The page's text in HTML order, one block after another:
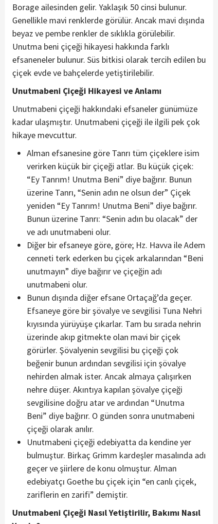
Borage ailesinden gelir. Yaklaşık 50 cinsi bulunur.
Genellikle mavi renklerde görülür. Ancak mavi dışında
beyaz ve pembe renkler de sıklıkla görülebilir.
Unutma beni çiçeği hikayesi hakkında farklı
efsaneneler bulunur. Süs bitkisi olarak tercih edilen bu
çiçek evde ve bahçelerde yetiştirilebilir.
Unutmabeni Çiçeği Hikayesi ve Anlamı
Unutmabeni çiçeği hakkındaki efsaneler günümüze
kadar ulaşmıştır. Unutmabeni çiçeği ile ilgili pek çok
hikaye mevcuttur.
Alman efsanesine göre Tanrı tüm çiçeklere isim
verirken küçük bir çiçeği atlar. Bu küçük çiçek:
“Ey Tanrım! Unutma Beni” diye bağırır. Bunun
üzerine Tanrı, “Senin adın ne olsun der” Çiçek
yeniden “Ey Tanrım! Unutma Beni” diye bağırır.
Bunun üzerine Tanrı: “Senin adın bu olacak” der
ve adı unutmabeni olur.
Diğer bir efsaneye göre, göre; Hz. Havva ile Adem
cenneti terk ederken bu çiçek arkalarından “Beni
unutmayın” diye bağırır ve çiçeğin adı
unutmabeni olur.
Bunun dışında diğer efsane Ortaçağ’da geçer.
Efsaneye göre bir şövalye ve sevgilisi Tuna Nehri
kıyısında yürüyüşe çıkarlar. Tam bu sırada nehrin
üzerinde akıp gitmekte olan mavi bir çiçek
görürler. Şövalyenin sevgilisi bu çiçeği çok
beğenir bunun ardından sevgilisi için şövalye
nehirden almak ister. Ancak almaya çalışırken
nehre düşer. Akıntıya kapılan şövalye çiçeği
sevgilisine doğru atar ve ardından “Unutma
Beni” diye bağırır. O günden sonra unutmabeni
çiçeği olarak anılır.
Unutmabeni çiçeği edebiyatta da kendine yer
bulmuştur. Birkaç Grimm kardeşler masalında adı
geçer ve şiirlere de konu olmuştur. Alman
edebiyatçı Goethe bu çiçek için “en canlı çiçek,
zariflerin en zarifi” demiştir.
Unutmabeni Çiçeği Nasıl Yetiştirilir, Bakımı Nasıl